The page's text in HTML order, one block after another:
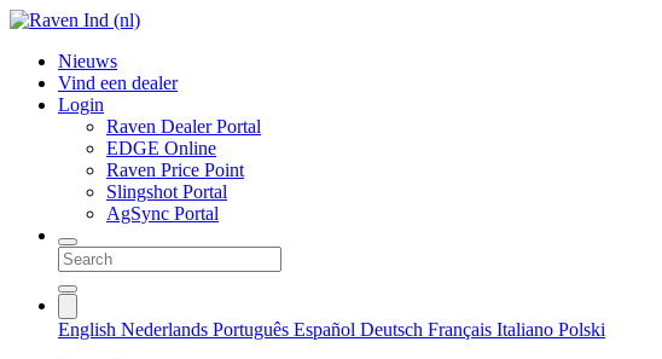
Nieuws
Vind een dealer
Login
Raven Dealer Portal
EDGE Online
Raven Price Point
Slingshot Portal
AgSync Portal
English Nederlands Português Español Deutsch Français Italiano Polski